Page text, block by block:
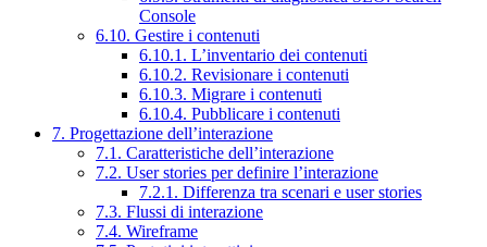
Console
6.10. Gestire i contenuti
6.10.1. L’inventario dei contenuti
6.10.2. Revisionare i contenuti
6.10.3. Migrare i contenuti
6.10.4. Pubblicare i contenuti
7. Progettazione dell’interazione
7.1. Caratteristiche dell’interazione
7.2. User stories per definire l’interazione
7.2.1. Differenza tra scenari e user stories
7.3. Flussi di interazione
7.4. Wireframe